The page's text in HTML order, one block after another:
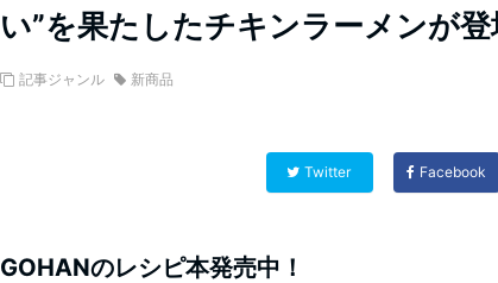
い”を果たしたチキンラーメンが登
記事ジャンル 新商品
Twitter Facebook
GOHANのレシピ本発売中！